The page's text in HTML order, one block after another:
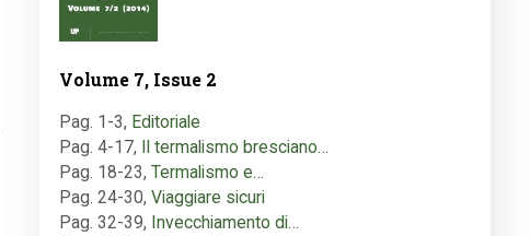
Volume 7, Issue 2
Pag. 1-3, Editoriale
Pag. 4-17,
Il termalismo bresciano…
Pag. 18-23, Termalismo e…
Pag. 24-30, Viaggiare sicuri
Pag. 32-39, Invecchiamento di…